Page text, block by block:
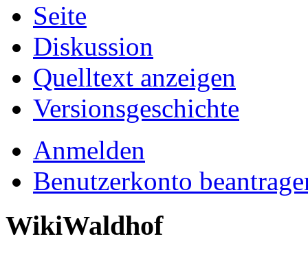
Seite
Diskussion
Quelltext anzeigen
Versionsgeschichte
Anmelden
Benutzerkonto
WikiWaldhof